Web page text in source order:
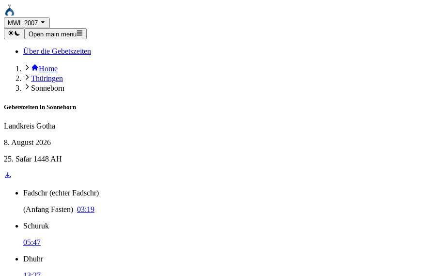
MWL 2007
Open main menu
Über die Gebetszeiten
Home
Thüringen
Sonneborn
Gebetszeiten in Sonneborn
Landkreis Gotha
8. August 2026
25. Safar 1448 AH
Fadschr (echter Fadschr)
(Anfang Fasten) 03:19
Schuruk
05:47
Dhuhr